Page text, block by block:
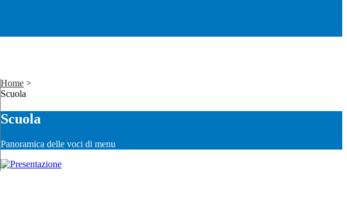
Home >
Scuola
Scuola
Panoramica delle voci di menu